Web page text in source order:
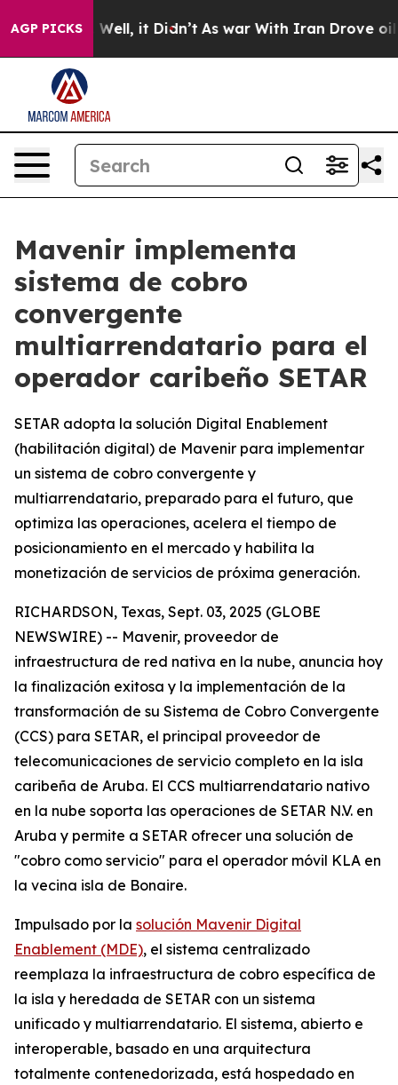
AGP PICKS
40%. Well, it Didn’t As war With Iran Drove oil
Mavenir implementa
sistema de cobro
convergente
multiarrendatario para el
operador caribeño SETAR
SETAR adopta la solución Digital Enablement
(habilitación digital) de Mavenir para implementar
un sistema de cobro convergente y
multiarrendatario, preparado para el futuro, que
optimiza las operaciones, acelera el tiempo de
posicionamiento en el mercado y habilita la
monetización de servicios de próxima generación.
RICHARDSON, Texas, Sept. 03, 2025 (GLOBE
NEWSWIRE) -- Mavenir, proveedor de
infraestructura de red nativa en la nube, anuncia hoy
la finalización exitosa y la implementación de la
transformación de su Sistema de Cobro Convergente
(CCS) para SETAR, el principal proveedor de
telecomunicaciones de servicio completo en la isla
caribeña de Aruba. El CCS multiarrendatario nativo
en la nube soporta las operaciones de SETAR N.V. en
Aruba y permite a SETAR ofrecer una solución de
"cobro como servicio" para el operador móvil KLA en
la vecina isla de Bonaire.
Impulsado por la solución Mavenir Digital
Enablement (MDE), el sistema centralizado
reemplaza la infraestructura de cobro específica de
la isla y heredada de SETAR con un sistema
unificado y multiarrendatario. El sistema, abierto e
interoperable, basado en una arquitectura
totalmente contenedorizada, está hospedado en